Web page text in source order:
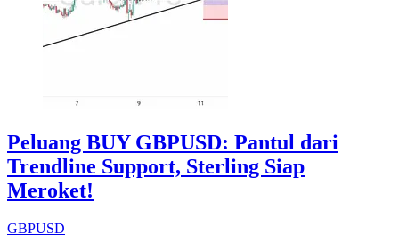
Peluang BUY GBPUSD: Pantul dari
Trendline Support, Sterling Siap
Meroket!
GBPUSD